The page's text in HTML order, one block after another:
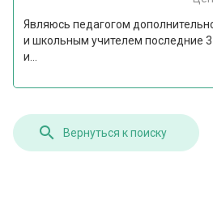
Являюсь педагогом
и школьным учителем последние
и...
Вернуться к поиску